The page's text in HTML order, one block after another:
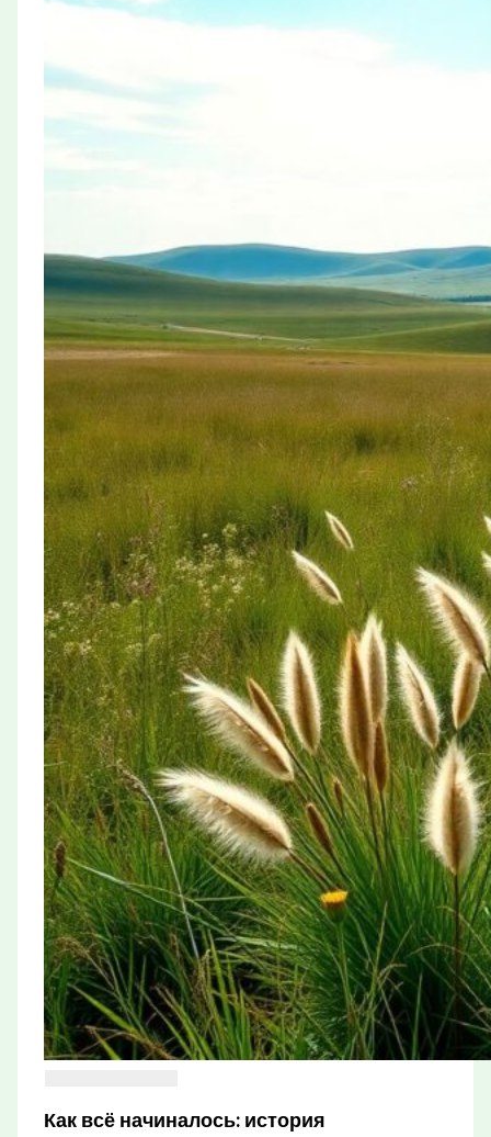
Как всё начиналось: история